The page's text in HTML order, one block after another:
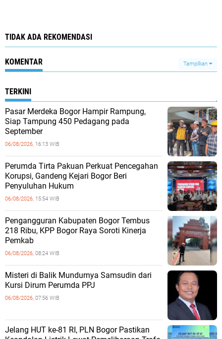
TIDAK ADA REKOMENDASI
KOMENTAR Tampilkan
TERKINI
Pasar Merdeka Bogor Hampir Rampung,
Siap Tampung 450 Pedagang pada
September
06/08/2026, 16:13 WIB
Perumda Tirta Pakuan Perkuat Pencegahan
Korupsi, Gandeng Kejari Bogor Beri
Penyuluhan Hukum
06/08/2026, 15:54 WIB
Pengangguran Kabupaten Bogor Tembus
218 Ribu, KPP Bogor Raya Soroti Kinerja
Pemkab
06/08/2026, 08:24 WIB
Misteri di Balik Mundurnya Samsudin dari
Kursi Dirum Perumda PPJ
06/08/2026, 07:56 WIB
Jelang HUT ke-81 RI, PLN Bogor Pastikan